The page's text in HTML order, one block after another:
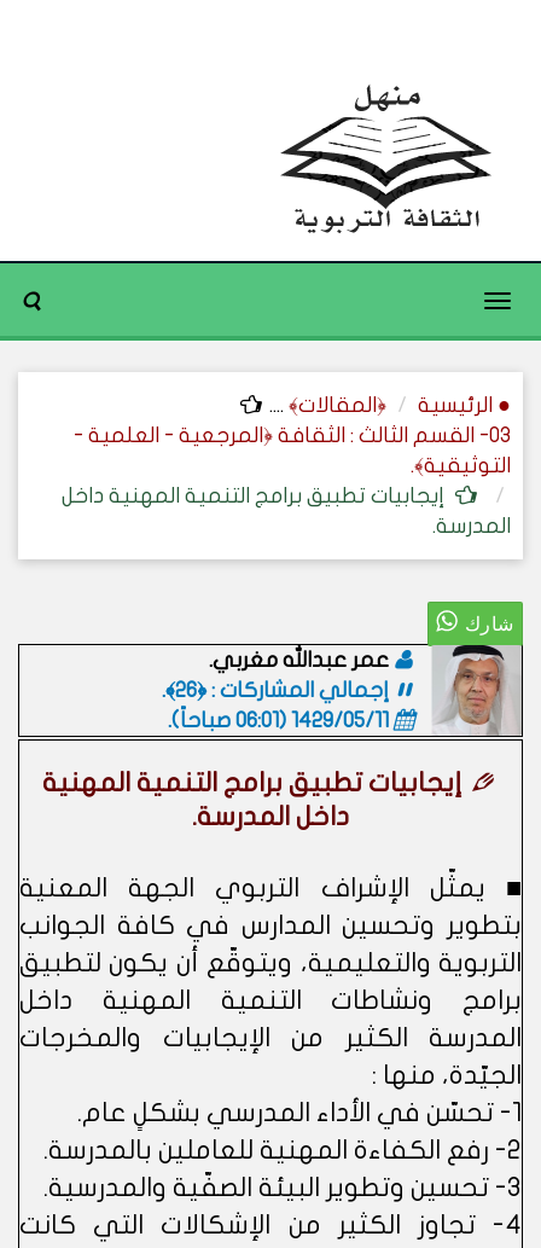
Toggle
● الرئيسية ﴿المقالات﴾ ....
03- القسم الثالث : الثقافة ﴿المرجعية - العلمية -
التوثيقية﴾.
إيجابيات تطبيق برامج التنمية المهنية داخل
المدرسة.
عمر عبدالله مغربي.
إجمالي المشاركات : ﴿26﴾.
1429/05/11 (06:01 صباحاً)
.
إيجابيات تطبيق برامج التنمية المهنية
داخل المدرسة.
■ يمثّل الإشراف التربوي الجهة المعنية
بتطوير وتحسين المدارس في كافة الجوانب
التربوية والتعليمية، ويتوقّع أن يكون لتطبيق
برامج ونشاطات التنمية المهنية داخل
المدرسة الكثير من الإيجابيات والمخرجات
الجيّدة، منها :
1- تحسّن في الأداء المدرسي بشكلٍ عام.
2- رفع الكفاءة المهنية للعاملين بالمدرسة.
3- تحسين وتطوير البيئة الصفّية والمدرسية.
4- تجاوز الكثير من الإشكالات التي كانت